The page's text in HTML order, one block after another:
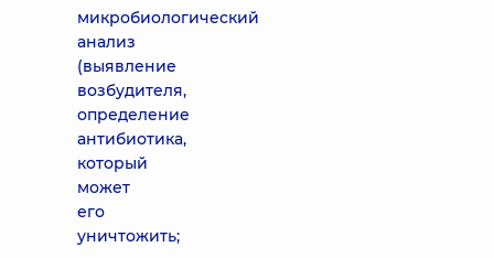
микробиологический
анализ
(выявление
возбудителя,
определение
антибиотика,
который
может
его
уничтожить;